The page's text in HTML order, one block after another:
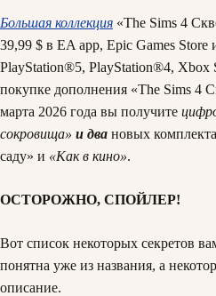
Большая коллекция «The Sims 4
39,99 $ в EA app, Epic Games Store
PlayStation®5, PlayStation®4, Xbox
покупке дополнения «The Sims 4
марта 2026 года вы получите
сокровища» и два новых
саду» и «Как в кино».
ОСТОРОЖНО, СПОЙЛЕР!
Вот список некоторых секретов
понятна уже из названия, а
описание.